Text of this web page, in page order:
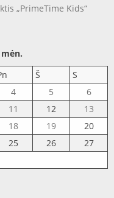
„PrimeTime Kids“
Š
S
4 5
6
11 12
13
18 19
20
25 26
27